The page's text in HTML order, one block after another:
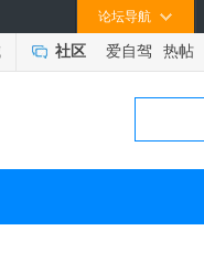
论坛导航
社区 爱自驾 热帖